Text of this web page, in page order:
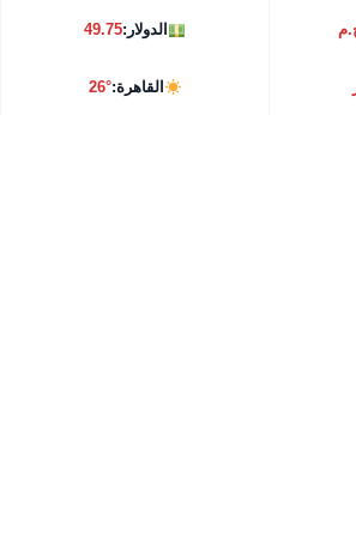
الدولار:49.75
القاهرة:26°